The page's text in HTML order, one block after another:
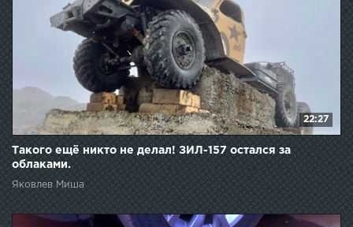
22:27
Такого ещё никто не делал! ЗИЛ-157 остался за
облаками.
Яковлев Миша